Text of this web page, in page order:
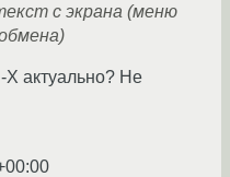
с экрана (меню
Х актуально? Не